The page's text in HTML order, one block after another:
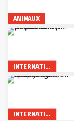
ANIMAUX
INTERNATIONAL
INTERNATIONAL